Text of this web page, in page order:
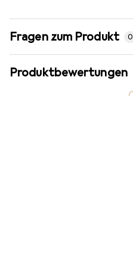
Fragen zum Produkt 0
Produktbewertungen